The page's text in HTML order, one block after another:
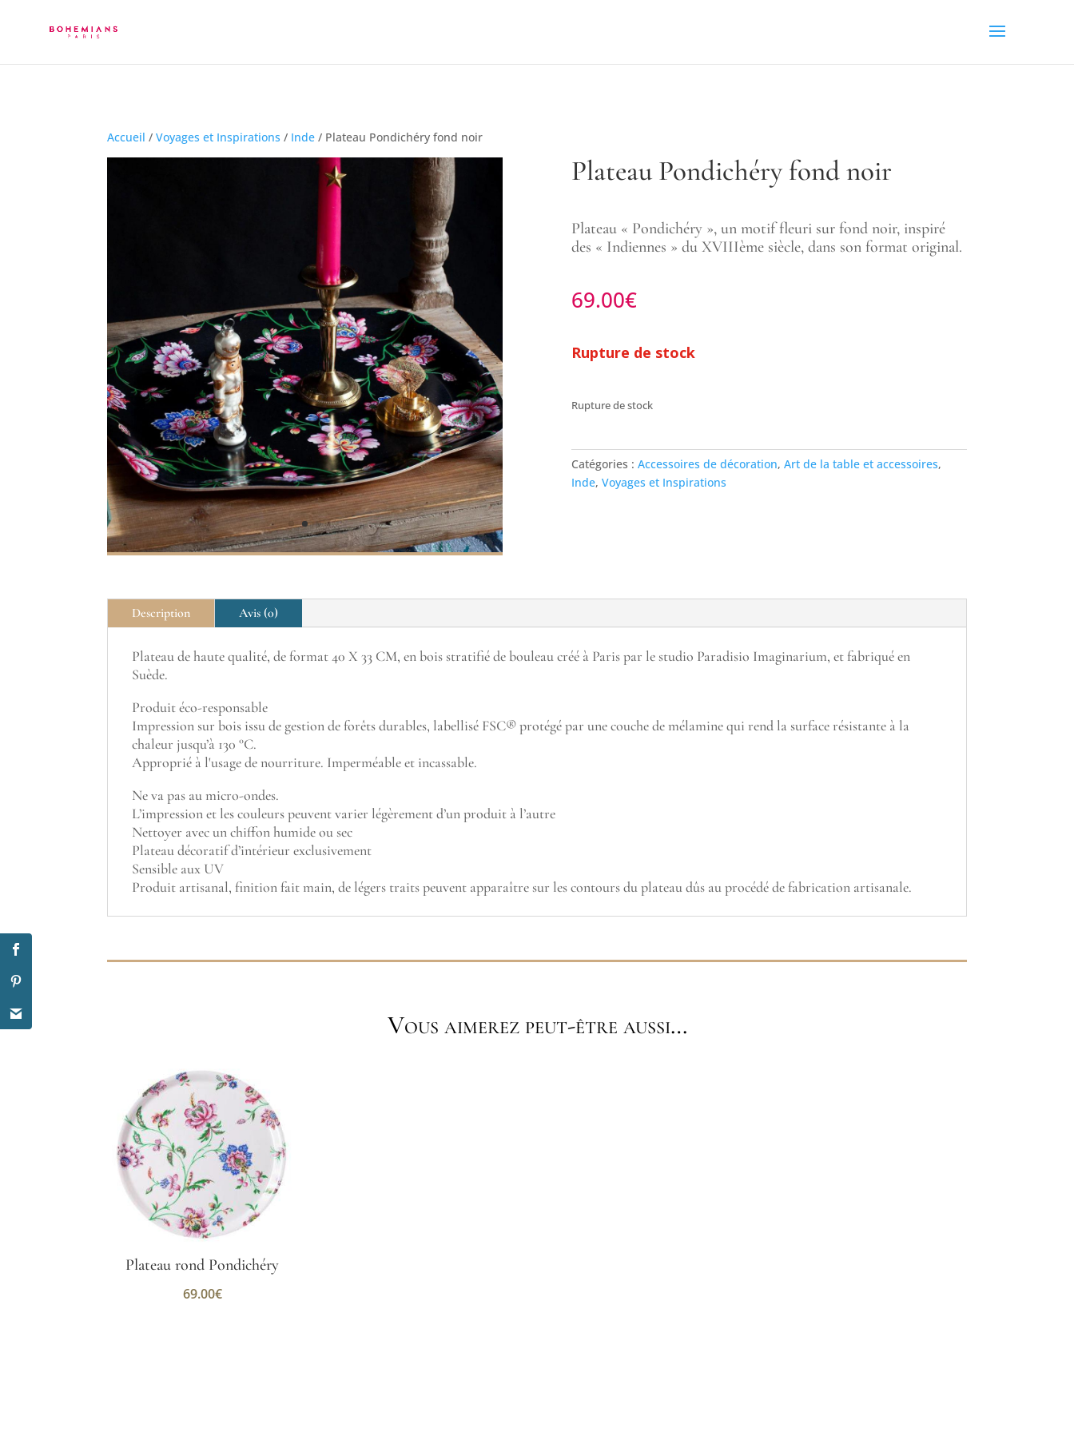
Accueil /Voyages et Inspirations / Inde / Plateau Pondichéry fond noir
Plateau Pondichéry fond noir
Plateau « Pondichéry », un motif fleuri sur fond noir, inspiré
des « Indiennes » du XVIIIème siècle, dans son format original.
69.00€
Rupture de stock
Rupture de stock
Catégories : Accessoires de décoration, Art de la table et accessoires,
Inde, Voyages et Inspirations
Description Avis (0)
Plateau de haute qualité, de format 40 X 33 CM, en bois stratifié de bouleau créé à Paris par le studio Paradisio Imaginarium, et fabriqué en
Suède.
Produit éco-responsable
Impression sur bois issu de gestion de forêts durables, labellisé FSC® protégé par une couche de mélamine qui rend la surface résistante à la
chaleur jusqu’à 130 °C.
Approprié à l'usage de nourriture. Imperméable et incassable.
Ne va pas au micro-ondes.
L’impression et les couleurs peuvent varier légèrement d’un produit à l’autre
Nettoyer avec un chiffon humide ou sec
Plateau décoratif d’intérieur exclusivement
Sensible aux UV
Produit artisanal, finition fait main, de légers traits peuvent apparaître sur les contours du plateau dûs au procédé de fabrication artisanale.
Vous aimerez peut-être aussi…
Plateau rond Pondichéry
69.00€